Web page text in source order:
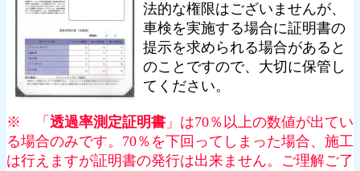
法的な権限はございませんが、
車検を実施する場合に証明書の
提示を求められる場合があると
のことですので、大切に保管し
てください。
※ 「 透過率測定証明書 」は70％以上の数値が出てい
る場合のみです。70％を下回ってしまった場合、施工
は行えますが証明書の発行は出来ません。ご理解ご了